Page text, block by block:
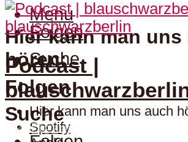
Hier kann man uns
hören:
Hier kann man uns auch
Spotify
Folgen
Folgen
Menu
Suche
Suche
blauschwarzberlin
Podcast |
23. Dezember 2021